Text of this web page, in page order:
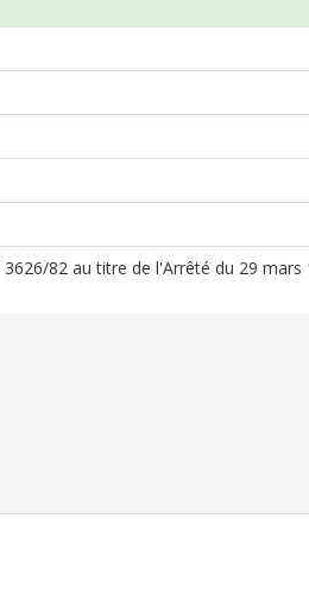
3626/82 au titre de l'Arrêté du 29